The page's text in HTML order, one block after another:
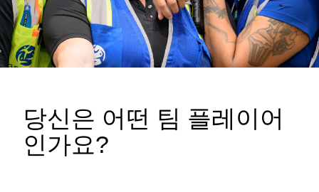
당신은 어떤 팀 플레이어
인가요?